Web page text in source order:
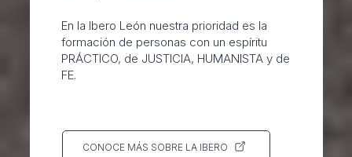
En la Ibero León nuestra prioridad es la
formación de personas con un espíritu
PRÁCTICO, de JUSTICIA, HUMANISTA y de
FE.
CONOCE MÁS SOBRE LA IBERO